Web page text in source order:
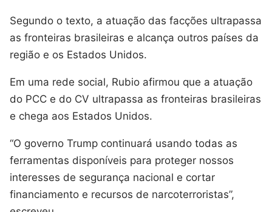
Segundo o texto, a atuação das facções ultrapassa
as fronteiras brasileiras e alcança outros países da
região e os Estados Unidos.
Em uma rede social, Rubio afirmou que a atuação
do PCC e do CV ultrapassa as fronteiras brasileiras
e chega aos Estados Unidos.
“O governo Trump continuará usando todas as
ferramentas disponíveis para proteger nossos
interesses de segurança nacional e cortar
financiamento e recursos de narcoterroristas”,